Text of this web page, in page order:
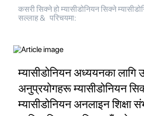
कसरी सिक्ने हो म्यासीडोनियन सिक्ने
सल्लाह & परिचयमा:
म्यासीडोनियन अध्ययनका लागि
अनुप्रयोगहरू म्यासीडोनियन
म्यासीडोनियन अनलाइन शिक्षा